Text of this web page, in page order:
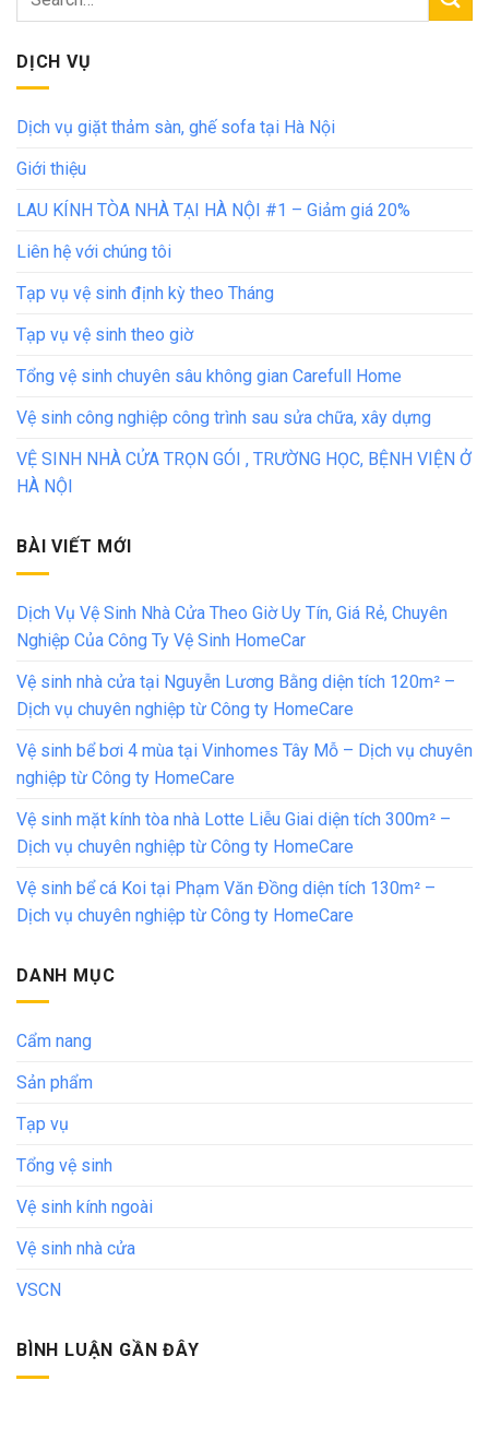
DỊCH VỤ
Dịch vụ giặt thảm sàn, ghế sofa tại Hà Nội
Giới thiệu
LAU KÍNH TÒA NHÀ TẠI HÀ NỘI #1 – Giảm giá 20%
Liên hệ với chúng tôi
Tạp vụ vệ sinh định kỳ theo Tháng
Tạp vụ vệ sinh theo giờ
Tổng vệ sinh chuyên sâu không gian Carefull Home
Vệ sinh công nghiệp công trình sau sửa chữa, xây dựng
VỆ SINH NHÀ CỬA TRỌN GÓI , TRƯỜNG HỌC, BỆNH VIỆN Ở
HÀ NỘI
BÀI VIẾT MỚI
Dịch Vụ Vệ Sinh Nhà Cửa Theo Giờ Uy Tín, Giá Rẻ, Chuyên
Nghiệp Của Công Ty Vệ Sinh HomeCar
Vệ sinh nhà cửa tại Nguyễn Lương Bằng diện tích 120m² –
Dịch vụ chuyên nghiệp từ Công ty HomeCare
Vệ sinh bể bơi 4 mùa tại Vinhomes Tây Mỗ – Dịch vụ chuyên
nghiệp từ Công ty HomeCare
Vệ sinh mặt kính tòa nhà Lotte Liễu Giai diện tích 300m² –
Dịch vụ chuyên nghiệp từ Công ty HomeCare
Vệ sinh bể cá Koi tại Phạm Văn Đồng diện tích 130m² –
Dịch vụ chuyên nghiệp từ Công ty HomeCare
DANH MỤC
Cẩm nang
Sản phẩm
Tạp vụ
Tổng vệ sinh
Vệ sinh kính ngoài
Vệ sinh nhà cửa
VSCN
BÌNH LUẬN GẦN ĐÂY